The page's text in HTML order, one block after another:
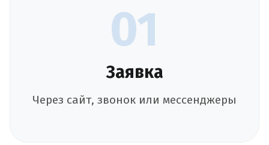
01
Заявка
Через сайт, звонок или мессенджеры